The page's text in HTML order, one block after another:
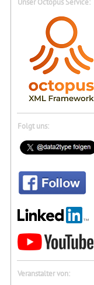
Unser Octopus Service:
Folgt uns:
Veranstalter von: